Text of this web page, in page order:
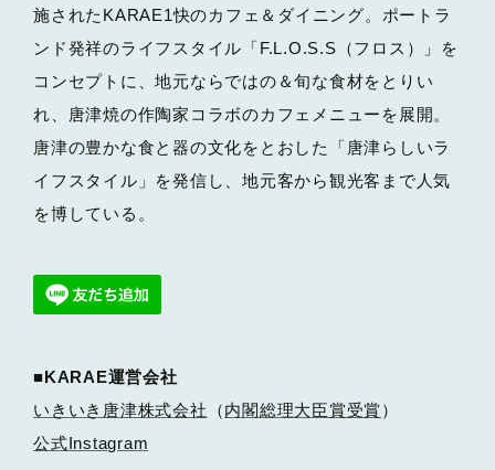
施されたKARAE1快のカフェ＆ダイニング。ポートラ
ンド発祥のライフスタイル「F.L.O.S.S（フロス）」を
コンセプトに、地元ならではの＆旬な食材をとりい
れ、唐津焼の作陶家コラボのカフェメニューを展開。
唐津の豊かな食と器の文化をとおした「唐津らしいラ
イフスタイル」を発信し、地元客から観光客まで人気
を博している。
■KARAE運営会社
いきいき唐津株式会社 （内閣総理大臣賞受賞）
公式Instagram